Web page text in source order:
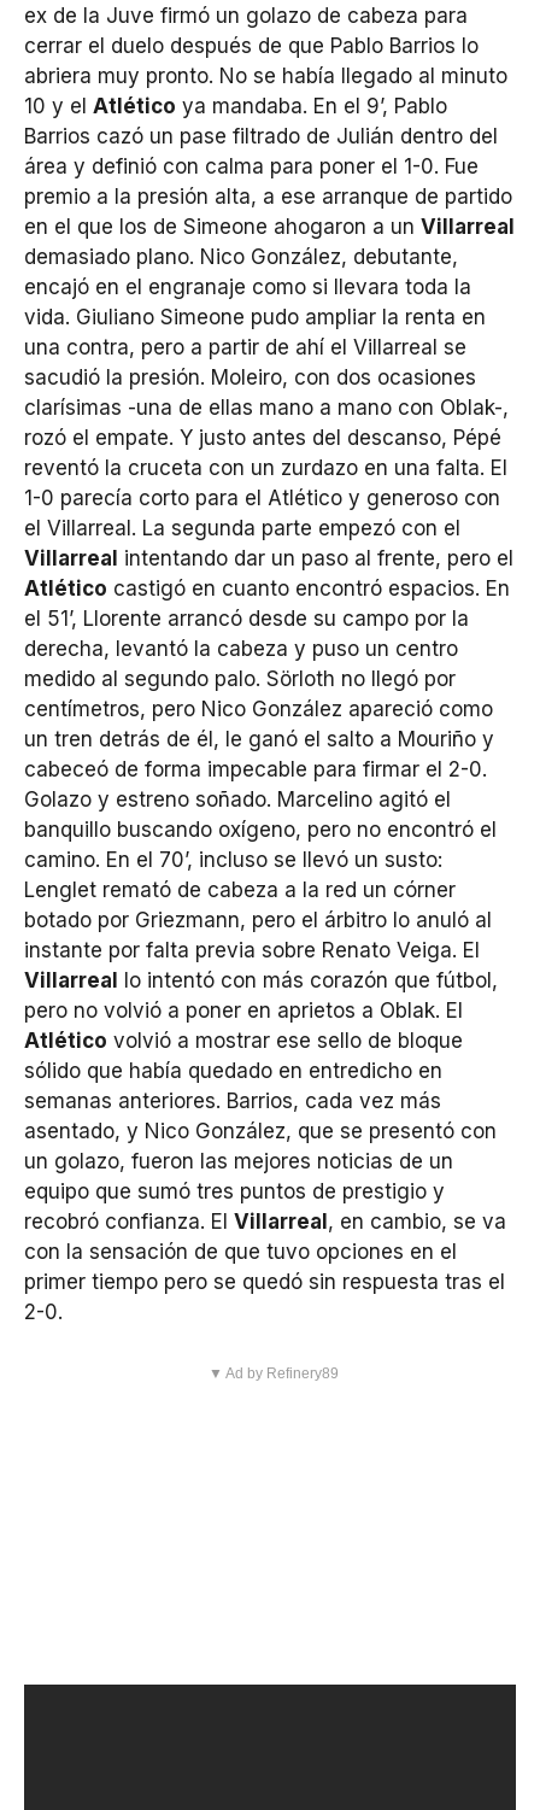
ex de la Juve firmó un golazo de cabeza para
cerrar el duelo después de que Pablo Barrios lo
abriera muy pronto. No se había llegado al minuto
10 y el Atlético ya mandaba. En el 9’, Pablo
Barrios cazó un pase filtrado de Julián dentro del
área y definió con calma para poner el 1-0. Fue
premio a la presión alta, a ese arranque de partido
en el que los de Simeone ahogaron a un Villarreal
demasiado plano. Nico González, debutante,
encajó en el engranaje como si llevara toda la
vida. Giuliano Simeone pudo ampliar la renta en
una contra, pero a partir de ahí el Villarreal se
sacudió la presión. Moleiro, con dos ocasiones
clarísimas -una de ellas mano a mano con Oblak-,
rozó el empate. Y justo antes del descanso, Pépé
reventó la cruceta con un zurdazo en una falta. El
1-0 parecía corto para el Atlético y generoso con
el Villarreal. La segunda parte empezó con el
Villarreal intentando dar un paso al frente, pero el
Atlético castigó en cuanto encontró espacios. En
el 51’, Llorente arrancó desde su campo por la
derecha, levantó la cabeza y puso un centro
medido al segundo palo. Sörloth no llegó por
centímetros, pero Nico González apareció como
un tren detrás de él, le ganó el salto a Mouriño y
cabeceó de forma impecable para firmar el 2-0.
Golazo y estreno soñado. Marcelino agitó el
banquillo buscando oxígeno, pero no encontró el
camino. En el 70’, incluso se llevó un susto:
Lenglet remató de cabeza a la red un córner
botado por Griezmann, pero el árbitro lo anuló al
instante por falta previa sobre Renato Veiga. El
Villarreal
lo intentó con más corazón que fútbol,
pero no volvió a poner en aprietos a Oblak. El
Atlético volvió a mostrar ese sello de bloque
sólido que había quedado en entredicho en
semanas anteriores. Barrios, cada vez más
asentado, y Nico González, que se presentó con
un golazo, fueron las mejores noticias de un
equipo que sumó tres puntos de prestigio y
recobró confianza. El Villarreal , en cambio, se va
con la sensación de que tuvo opciones en el
primer tiempo pero se quedó sin respuesta tras el
2-0.
▼ Ad by Refinery89